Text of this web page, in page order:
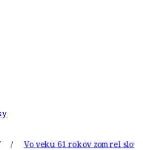
Vo veku 61 rokov zomrel